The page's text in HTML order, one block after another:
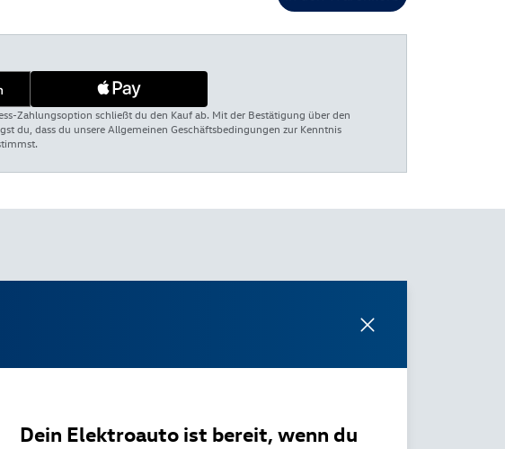
Zahlungsoption schließt du den Kauf ab. Mit der Bestätigung über den
du, dass du unsere Allgemeinen Geschäftsbedingungen zur Kenntnis
Dein Elektroauto ist bereit, wenn du